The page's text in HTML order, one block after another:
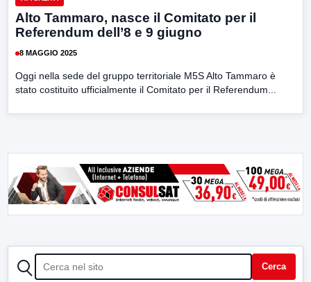
Alto Tammaro, nasce il Comitato per il
Referendum dell’8 e 9 giugno
8 MAGGIO 2025
Oggi nella sede del gruppo territoriale M5S Alto Tammaro è
stato costituito ufficialmente il Comitato per il Referendum...
CERCA Cerca